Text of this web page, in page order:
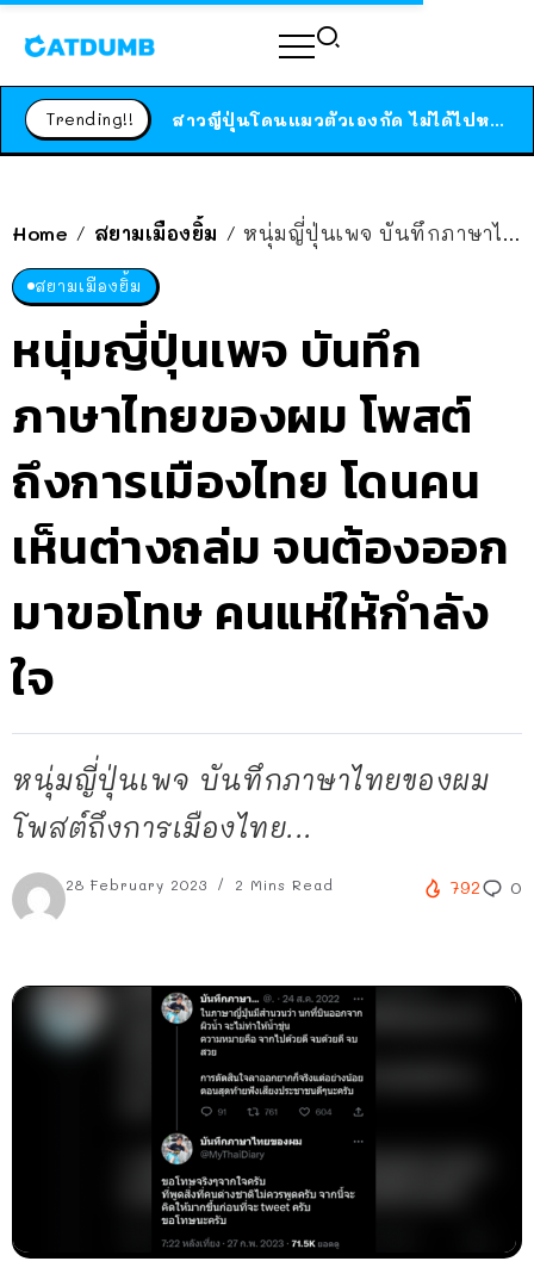
Trending!! ได้เวลาเด็กหนวดรวมตัว RF Online Next เปิดให้เล่นแล้ว เกม Sci-Fi MMORPG ระดับตำนาน เล่นได้ทั้งมือถือและ PC
สาวญี่ปุ่นโดนแมวตัวเองกัด ไม่ได้ไปหาหมอตั้งแต่เนิ่นๆ สุดท้ายขาบวม กลายเป็นโรคเนื้อเน่า เตือนทาสแมวทั้งหลายให้ระวัง
Home / สยามเมืองยิ้ม / หนุ่มญี่ปุ่นเพจ บันทึกภาษาไทยของผม โพสต์ถึงการเมืองไทย โดนคนเห็นต่างถล่ม จนต้องออกมาขอโทษ คนแห่ให้กำลังใจ
สยามเมืองยิ้ม
หนุ่มญี่ปุ่นเพจ บันทึก
ภาษาไทยของผม โพสต์
ถึงการเมืองไทย โดนคน
เห็นต่างถล่ม จนต้องออก
มาขอโทษ คนแห่ให้กำลัง
ใจ
หนุ่มญี่ปุ่นเพจ บันทึกภาษาไทยของผม
โพสต์ถึงการเมืองไทย...
28 February 2023 2 Mins Read 792 0